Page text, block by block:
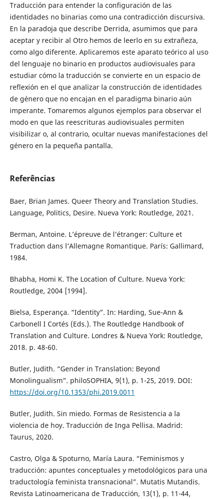
Traducción para entender la configuración de las
identidades no binarias como una contradicción discursiva.
En la paradoja que describe Derrida, asumimos que para
aceptar y recibir al Otro hemos de leerlo en su extrañeza,
como algo diferente. Aplicaremos este aparato teórico al uso
del lenguaje no binario en productos audiovisuales para
estudiar cómo la traducción se convierte en un espacio de
reflexión en el que analizar la construcción de identidades
de género que no encajan en el paradigma binario aún
imperante. Tomaremos algunos ejemplos para observar el
modo en que las reescrituras audiovisuales permiten
visibilizar o, al contrario, ocultar nuevas manifestaciones del
género en la pequeña pantalla.
Referências
Baer, Brian James. Queer Theory and Translation Studies.
Language, Politics, Desire. Nueva York: Routledge, 2021.
Berman, Antoine. L’épreuve de l’étranger: Culture et
Traduction dans l’Allemagne Romantique. París: Gallimard,
1984.
Bhabha, Homi K. The Location of Culture. Nueva York:
Routledge, 2004 [1994].
Bielsa, Esperança. “Identity”. In: Harding, Sue-Ann &
Carbonell I Cortés (Eds.). The Routledge Handbook of
Translation and Culture. Londres & Nueva York: Routledge,
2018. p. 48-60.
Butler, Judith. “Gender in Translation: Beyond
Monolingualism”. philoSOPHIA, 9(1), p. 1-25, 2019. DOI:
https://doi.org/10.1353/phi.2019.0011
Butler, Judith. Sin miedo. Formas de Resistencia a la
violencia de hoy. Traducción de Inga Pellisa. Madrid:
Taurus, 2020.
Castro, Olga & Spoturno, María Laura. “Feminismos y
traducción: apuntes conceptuales y metodológicos para una
traductología feminista transnacional”. Mutatis Mutandis.
Revista Latinoamericana de Traducción, 13(1), p. 11-44,